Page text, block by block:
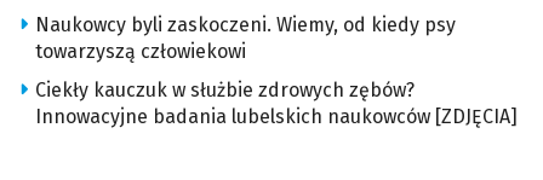
Naukowcy byli zaskoczeni. Wiemy, od kiedy psy
towarzyszą człowiekowi
Ciekły kauczuk w służbie zdrowych zębów?
Innowacyjne badania lubelskich naukowców [ZDJĘCIA]